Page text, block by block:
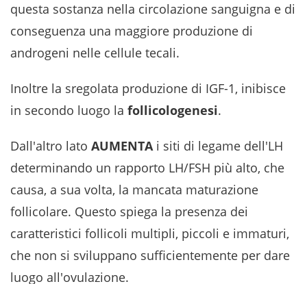
questa sostanza nella circolazione sanguigna e di
conseguenza una maggiore produzione di
androgeni nelle cellule tecali.
Inoltre la sregolata produzione di IGF-1, inibisce
in secondo luogo la follicologenesi.
Dall'altro lato AUMENTAi siti di legame dell'LH
determinando un rapporto LH/FSH più alto, che
causa, a sua volta, la mancata maturazione
follicolare. Questo spiega la presenza dei
caratteristici follicoli multipli, piccoli e immaturi,
che non si sviluppano sufficientemente per dare
luogo all'ovulazione.